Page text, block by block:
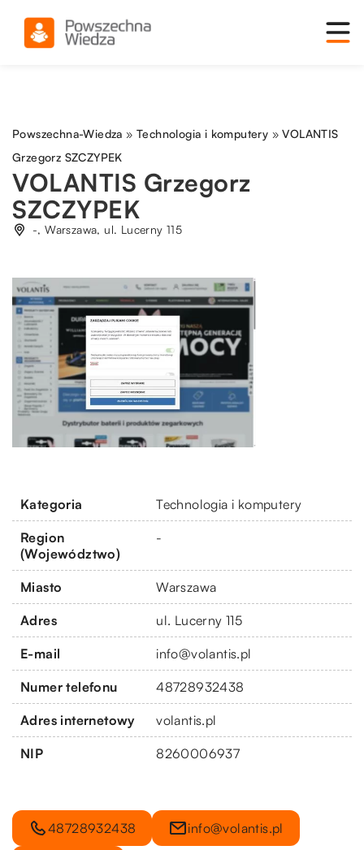
Powszechna-Wiedza »Technologia i komputery »VOLANTIS
Grzegorz SZCZYPEK
VOLANTIS Grzegorz
SZCZYPEK
-, Warszawa, ul. Lucerny 115
Kategoria Technologia i komputery
Region
(Województwo)
-
Miasto Warszawa
Adres ul. Lucerny 115
E-mail info@volantis.pl
Numer telefonu 48728932438
Adres internetowy volantis.pl
NIP 8260006937
48728932438 info@volantis.pl